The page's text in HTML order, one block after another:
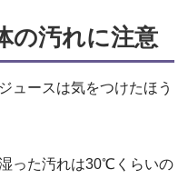
の汚れに注意
ュースは気をつけたほう
った汚れは30℃くらいの